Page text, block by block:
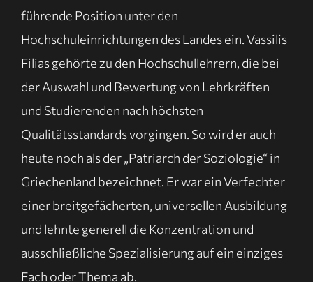
führende Position unter den
Hochschuleinrichtungen des Landes ein. Vassilis
Filias gehörte zu den Hochschullehrern, die bei
der Auswahl und Bewertung von Lehrkräften
und Studierenden nach höchsten
Qualitätsstandards vorgingen. So wird er auch
heute noch als der „Patriarch der Soziologie“ in
Griechenland bezeichnet. Er war ein Verfechter
einer breitgefächerten, universellen Ausbildung
und lehnte generell die Konzentration und
ausschließliche Spezialisierung auf ein einziges
Fach oder Thema ab.